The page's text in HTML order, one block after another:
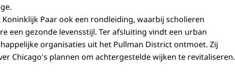
Paar ook een rondleiding, waarbij scholieren
een gezonde levensstijl. Ter afsluiting vindt een urban
organisaties uit het Pullman District ontmoet. Zij
Chicago's plannen om achtergestelde wijken te revitaliseren.